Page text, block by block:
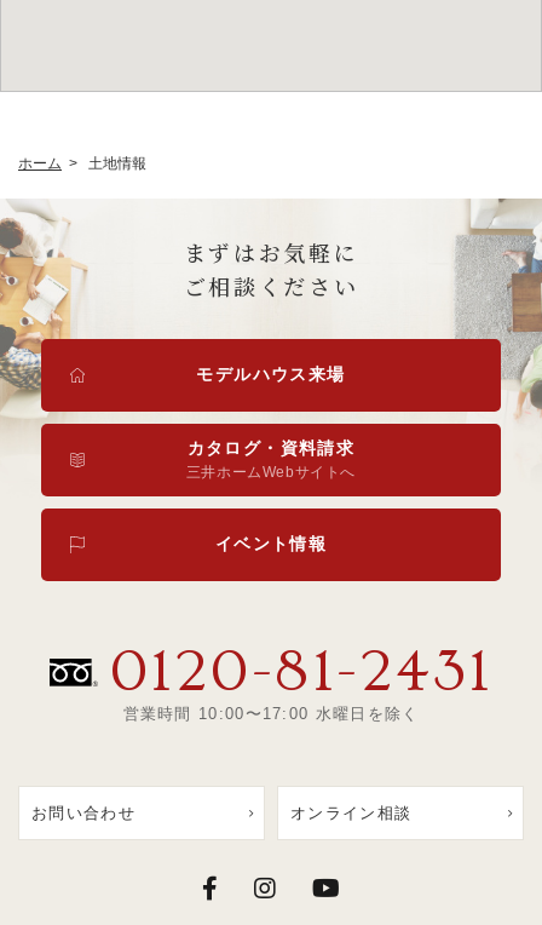
ホーム 土地情報
まずはお気軽に
ご相談ください
モデルハウス来場
カタログ・資料請求
三井ホームWebサイトへ
イベント情報
0120-81-2431
営業時間 10:00〜17:00 水曜日を除く
お問い合わせ オンライン相談